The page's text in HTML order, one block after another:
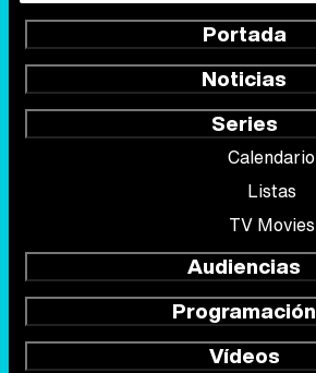
Portada
Noticias
Series
Calendario
Listas
TV Movies
Audiencias
Programación
Vídeos